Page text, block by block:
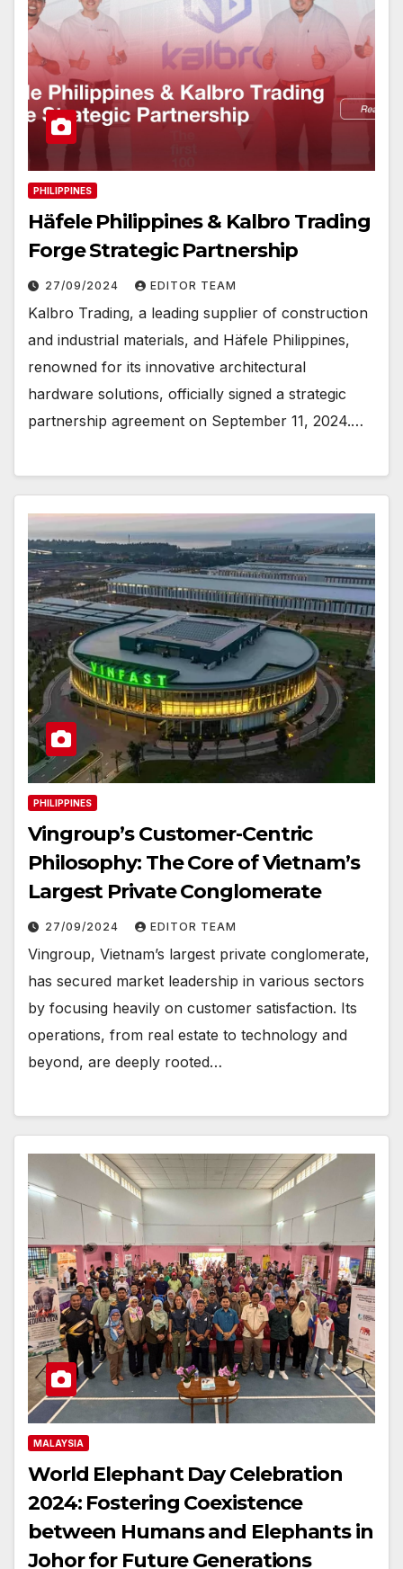
PHILIPPINES
Häfele Philippines & Kalbro Trading
Forge Strategic Partnership
27/09/2024 EDITOR TEAM
Kalbro Trading, a leading supplier of construction
and industrial materials, and Häfele Philippines,
renowned for its innovative architectural
hardware solutions, officially signed a strategic
partnership agreement on September 11, 2024.…
PHILIPPINES
Vingroup’s Customer-Centric
Philosophy: The Core of Vietnam’s
Largest Private Conglomerate
27/09/2024 EDITOR TEAM
Vingroup, Vietnam’s largest private conglomerate,
has secured market leadership in various sectors
by focusing heavily on customer satisfaction. Its
operations, from real estate to technology and
beyond, are deeply rooted…
MALAYSIA
World Elephant Day Celebration
2024: Fostering Coexistence
between Humans and Elephants in
Johor for Future Generations